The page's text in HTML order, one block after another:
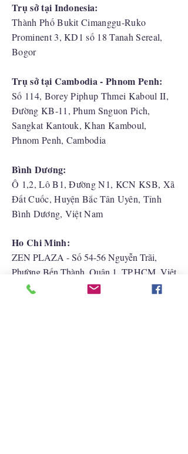
Trụ sở tại Indonesia:
​Thành Phố Bukit Cimanggu-Ruko
Prominent 3, KD1 số 18 Tanah Sereal,
Bogor
Trụ sở tại Cambodia - Phnom Penh:
Số 114, Borey Piphup Thmei Kaboul II,
Đường KB-11, Phum Snguon Pich,
Sangkat Kantouk, Khan Kamboul,
Phnom Penh, Cambodia
Bình Dương:
Ô 1,2, Lô B1, Đường N1, KCN KSB, Xã
Đất Cuốc, Huyện Bắc Tân Uyên, Tỉnh
Bình Dương, Việt Nam
Ho Chi Minh:
ZEN PLAZA - Số 54-56 Nguyễn Trãi,
Phường Bến Thành, Quận 1, TP.HCM, Việt
Nam